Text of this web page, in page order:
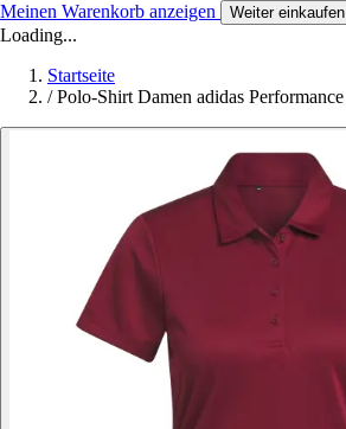
Meinen Warenkorb anzeigen Weiter einkaufen
Loading...
Startseite
/ Polo-Shirt Damen adidas Performance